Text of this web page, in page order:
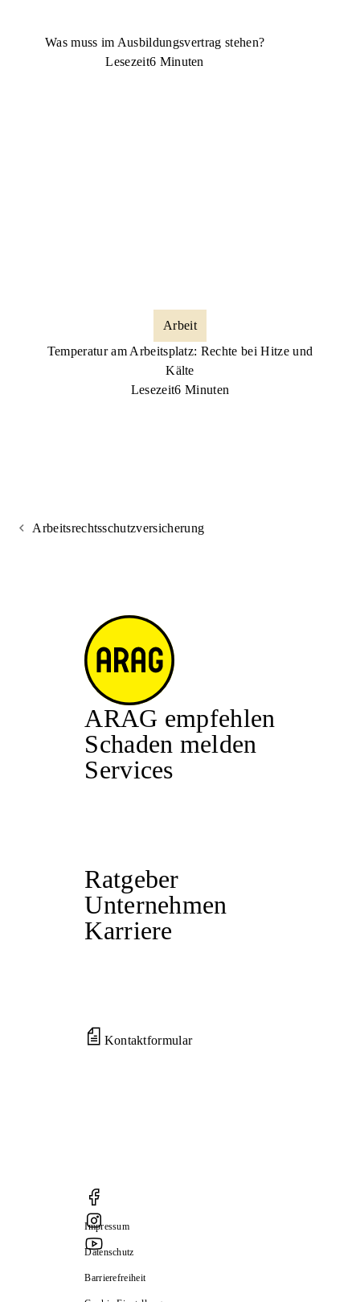
Was muss im Ausbildungsvertrag stehen?
Lesezeit6 Minuten
Arbeit
Temperatur am Arbeitsplatz: Rechte bei Hitze und
Kälte
Lesezeit6 Minuten
Arbeitsrechtsschutzversicherung
ARAG empfehlen
Schaden melden
Services
Ratgeber
Unternehmen
Karriere
Kontaktformular
Impressum
Datenschutz
Barrierefreiheit